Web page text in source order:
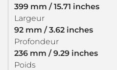
399 mm / 15.71 inches
Largeur
92 mm / 3.62 inches
Profondeur
236 mm / 9.29 inches
Poids